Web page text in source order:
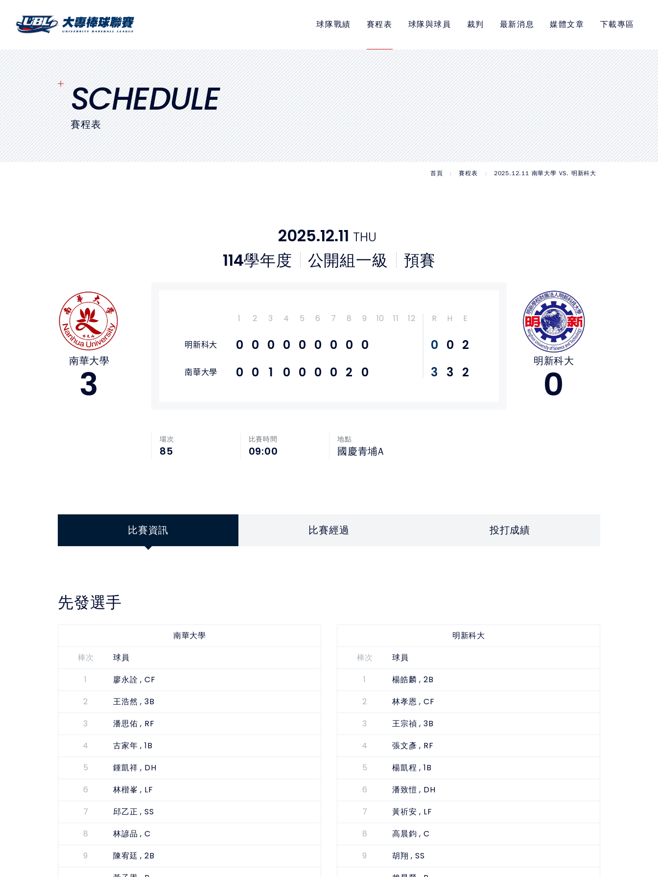
球隊戰績 賽程表 球隊與球員 裁判 最新消息 媒體文章 下載專區
SITEMAP
首頁
球隊戰績
賽程表
球隊與球員
裁判
隱私權政策
網站使用條款
LINK
教育部體育署
中華民國大專院校體育總會
SCHEDULE
賽程表
首頁 賽程表 2025.12.11 南華大學 VS. 明新科大
2025.12.11 THU
114學年度 公開組一級 預賽
南華大學
3
明新科大
0
1 2 3 4 5 6 7 8 9 10 11 12 R H E
明新科大 0 0 0 0 0 0 0 0 0 0 0 2
南華大學 0 0 1 0 0 0 0 2 0 3 3 2
場次
85
比賽時間
09:00
地點
國慶青埔A
比賽資訊 比賽經過 投打成績
先發選手
南華大學
棒次 球員
1 廖永詮 , CF
2
王浩然 , 3B
3
潘思佑 , RF
4
古家年 , 1B
5
鍾凱祥 , DH
6
林楷峯 , LF
7
邱乙正 , SS
8
林諺品 , C
9
陳宥廷 , 2B
明新科大
棒次 球員
1 楊皓麟 , 2B
2
林孝恩 , CF
3
王宗禎 , 3B
4
張文彥 , RF
5
楊凱程 , 1B
6
潘致愷 , DH
7
黃祈安 , LF
8
高晨鈞 , C
9
胡翔 , SS